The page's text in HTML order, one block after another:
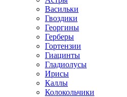
Васильки
Гвоздики
Георгины
Герберы
Гортензии
Гиацинты
Гладиолусы
Ирисы
Каллы
Колокольчики